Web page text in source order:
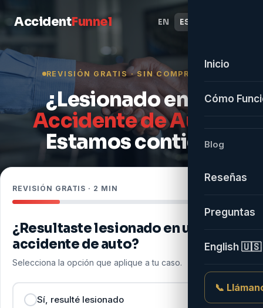
AccidentFunnel EN ES
Inicio
Cómo
Blog
Reseñas
Preguntas
English 🇺🇸
📞
REVISIÓN GRATIS · SIN COMPROMISO
¿Lesionado en un
Accidente de Auto?
Estamos contigo.
REVISIÓN GRATIS · 2 MIN
¿Resultaste lesionado en un
accidente de auto?
Selecciona la opción que aplique a tu caso.
Sí, resulté lesionado